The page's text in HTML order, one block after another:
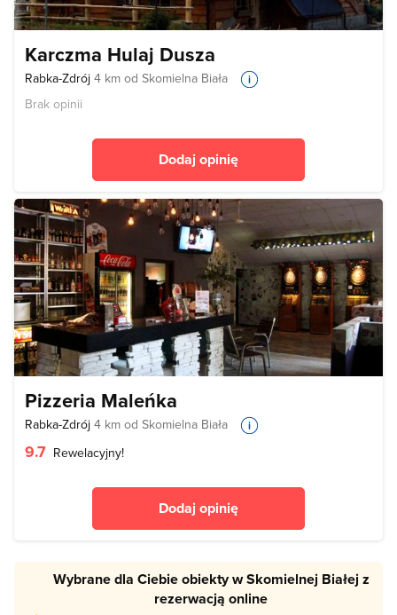
Karczma Hulaj Dusza
Rabka-Zdrój 4 km od Skomielna Biała
Brak opinii
Dodaj opinię
Pizzeria Maleńka
Rabka-Zdrój 4 km od Skomielna Biała
9.7 Rewelacyjny!
Dodaj opinię
Wybrane dla Ciebie obiekty w Skomielnej Białej z
rezerwacją online